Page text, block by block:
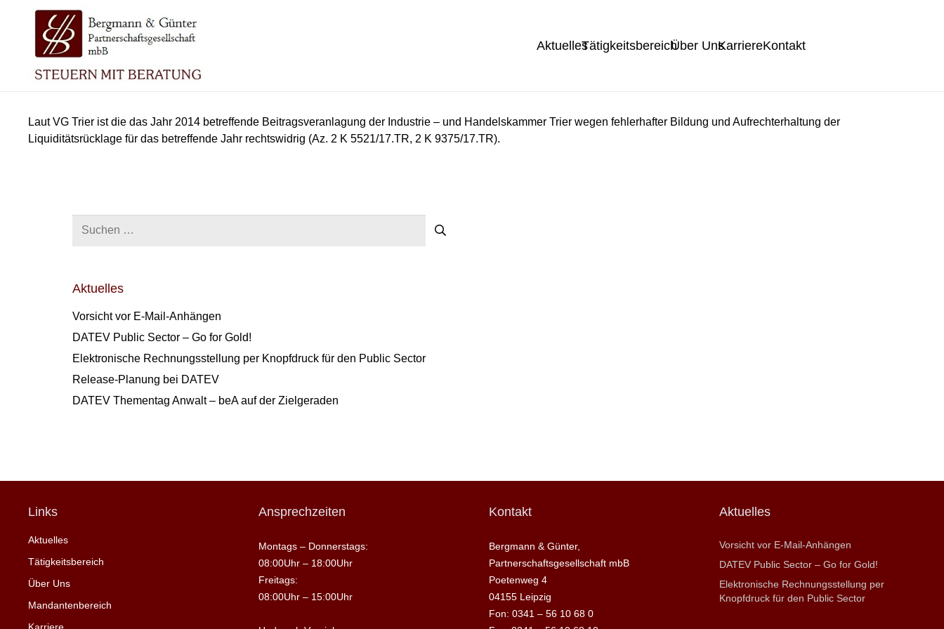
AktuellesTätigkeitsbereichÜber UnsKarriereKontakt
Laut VG Trier ist die das Jahr 2014 betreffende Beitragsveranlagung der Industrie – und Handelskammer Trier wegen fehlerhafter Bildung und Aufrechterhaltung der
Liquiditätsrücklage für das betreffende Jahr rechtswidrig (Az. 2 K 5521/17.TR, 2 K 9375/17.TR).
Aktuelles
Vorsicht vor E-Mail-Anhängen
DATEV Public Sector – Go for Gold!
Elektronische Rechnungsstellung per Knopfdruck für den Public Sector
Release-Planung bei DATEV
DATEV Thementag Anwalt – beA auf der Zielgeraden
Links
Aktuelles
Tätigkeitsbereich
Über Uns
Mandantenbereich
Ansprechzeiten
Montags – Donnerstags:
08:00Uhr – 18:00Uhr
Freitags:
08:00Uhr – 15:00Uhr
Kontakt
Bergmann & Günter,
Partnerschaftsgesellschaft mbB
Poetenweg 4
04155 Leipzig
Fon: 0341 – 56 10 68 0
Aktuelles
Vorsicht vor E-Mail-Anhängen
DATEV Public Sector – Go for Gold!
Elektronische Rechnungsstellung per
Knopfdruck für den Public Sector